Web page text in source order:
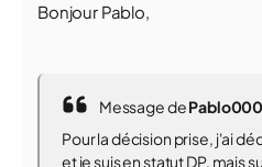
Bonjour Pablo,
Message dePablo000
Pour la décision prise, j'ai
et je suis en statut DP, mais